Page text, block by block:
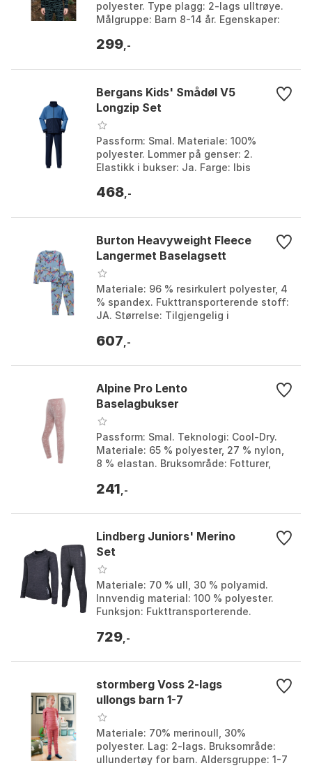
polyester. Type plagg: 2-lags ulltrøye.
Målgruppe: Barn 8-14 år. Egenskaper:
Farge 3, Far...
299 ,-
Bergans Kids' Smådøl V5
Longzip Set
Passform: Smal. Materiale: 100%
polyester. Lommer på genser: 2.
Elastikk i bukser: Ja. Farge: Ibis
blue/riviera blue, Raspberry pink/...
468 ,-
Burton Heavyweight Fleece
Langermet Baselagsett
Materiale: 96 % resirkulert polyester, 4
% spandex. Fukttransporterende stoff:
JA. Størrelse: Tilgjengelig i
Tettsittende, komfortabe...
607 ,-
Alpine Pro Lento
Baselagbukser
Passform: Smal. Teknologi: Cool-Dry.
Materiale: 65 % polyester, 27 % nylon,
8 % elastan. Bruksområde: Fotturer,
Farge: Limpe...
241 ,-
Lindberg Juniors' Merino
Set
Materiale: 70 % ull, 30 % polyamid.
Innvendig material: 100 % polyester.
Funksjon: Fukttransporterende.
Black melange, Dr...
729 ,-
stormberg Voss 2-lags
ullongs barn 1-7
Materiale: 70% merinoull, 30%
polyester. Lag: 2-lags. Bruksområde:
ullundertøy for barn. Aldersgruppe: 1-7